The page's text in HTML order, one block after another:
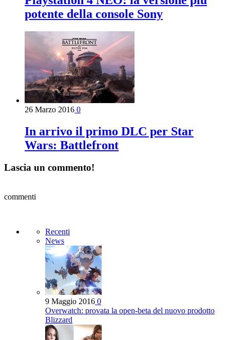
potente della console Sony
26 Marzo 2016 0
In arrivo il primo DLC per Star
Wars: Battlefront
Lascia un commento!
commenti
Recenti
News
9 Maggio 2016 0
Overwatch: provata la open-beta del nuovo prodotto
Blizzard